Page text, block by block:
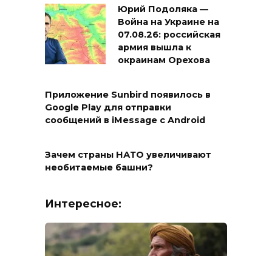
Юрий Подоляка —
Война на Украине на
07.08.26: российская
армия вышла к
окраинам Орехова
Приложение Sunbird появилось в
Google Play для отправки
сообщений в iMessage с Android
Зачем страны НАТО увеличивают
необитаемые башни?
Интересное: